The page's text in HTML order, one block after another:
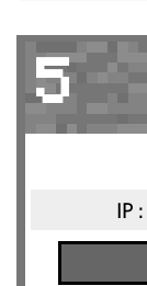
5
IP :